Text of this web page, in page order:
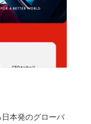
本発のグローバ